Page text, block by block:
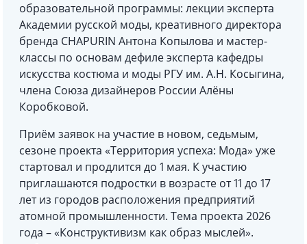
образовательной программы: лекции эксперта
Академии русской моды, креативного директора
бренда CHAPURIN Антона Копылова и мастер-
классы по основам дефиле эксперта кафедры
искусства костюма и моды РГУ им. А.Н. Косыгина,
члена Союза дизайнеров России Алёны
Коробковой.
Приём заявок на участие в новом, седьмым,
сезоне проекта «Территория успеха: Мода» уже
стартовал и продлится до 1 мая. К участию
приглашаются подростки в возрасте от 11 до 17
лет из городов расположения предприятий
атомной промышленности. Тема проекта 2026
года – «Конструктивизм как образ мыслей».